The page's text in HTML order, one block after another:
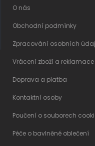
O nás
Obchodní podmínky
Zpracování osobních
Vrácení zboží a reklamace
Doprava a platba
Kontaktní osoby
Poučení o souborech
Péče o bavlněné oblečení